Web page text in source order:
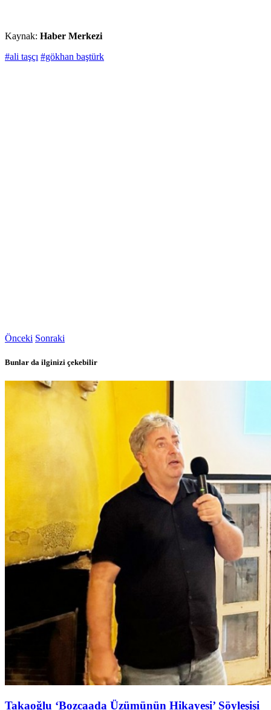
Kaynak: Haber Merkezi
#ali taşçı #gökhan baştürk
Önceki Sonraki
Bunlar da ilginizi çekebilir
Takaoğlu ‘Bozcaada Üzümünün Hikayesi’ Söyleşişi